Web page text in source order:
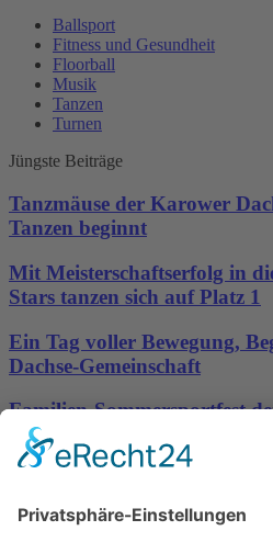
Ballsport
Fitness und Gesundheit
Floorball
Musik
Tanzen
Turnen
Jüngste Beiträge
Tanzmäuse der Karower
Tanzen beginnt
Mit Meisterschaftserfolg in
Stars tanzen sich auf Platz 1
Ein Tag voller Bewegung,
Dachse-Gemeinschaft
Familien-Sommersportfest
voller Bewegung, Spaß und
Technischer Administrator: Silvio